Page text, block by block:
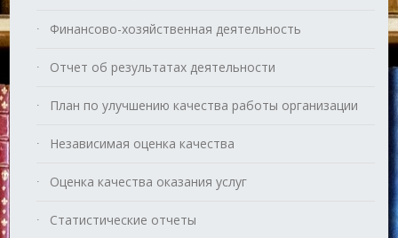
Финансово-хозяйственная деятельность
Отчет об результатах деятельности
План по улучшению качества работы организации
Независимая оценка качества
Оценка качества оказания услуг
Статистические отчеты